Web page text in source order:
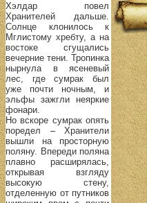
Хэлдар повел
Хранителей дальше.
Солнце клонилось к
Мглистому хребту, а на
востоке сгущались
вечерние тени. Тропинка
нырнула в ясеневый
лес, где сумрак был
уже почти ночным, и
эльфы зажгли неяркие
фонари.
Но вскоре сумрак опять
поредел – Хранители
вышли на просторную
поляну. Впереди поляна
плавно расширялась,
открывая взгляду
высокую стену,
отделенную от путников